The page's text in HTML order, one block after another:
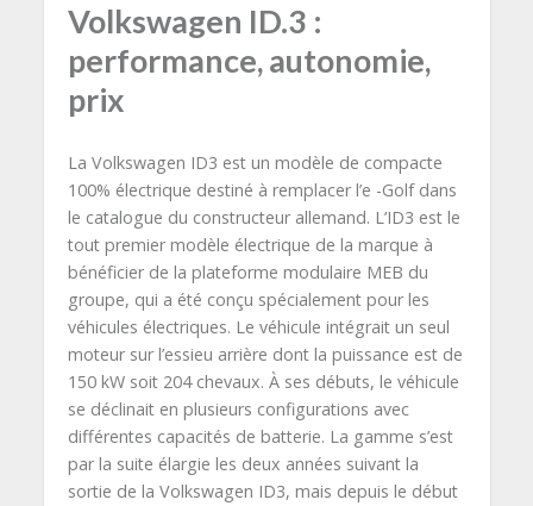
Volkswagen ID.3 :
performance, autonomie,
prix
La Volkswagen ID3 est un modèle de compacte
100% électrique destiné à remplacer l’e -Golf dans
le catalogue du constructeur allemand. L’ID3 est le
tout premier modèle électrique de la marque à
bénéficier de la plateforme modulaire MEB du
groupe, qui a été conçu spécialement pour les
véhicules électriques. Le véhicule intégrait un seul
moteur sur l’essieu arrière dont la puissance est de
150 kW soit 204 chevaux. À ses débuts, le véhicule
se déclinait en plusieurs configurations avec
différentes capacités de batterie. La gamme s’est
par la suite élargie les deux années suivant la
sortie de la Volkswagen ID3, mais depuis le début